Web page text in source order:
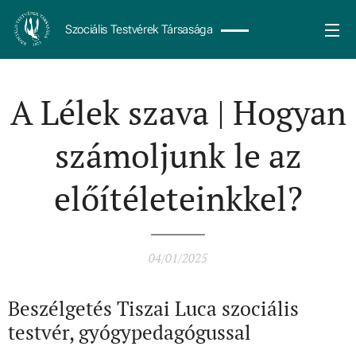
Szociális Testvérek Társasága
A Lélek szava | Hogyan
számoljunk le az
előítéleteinkkel?
04/01/2025
Beszélgetés Tiszai Luca szociális
testvér, gyógypedagógussal